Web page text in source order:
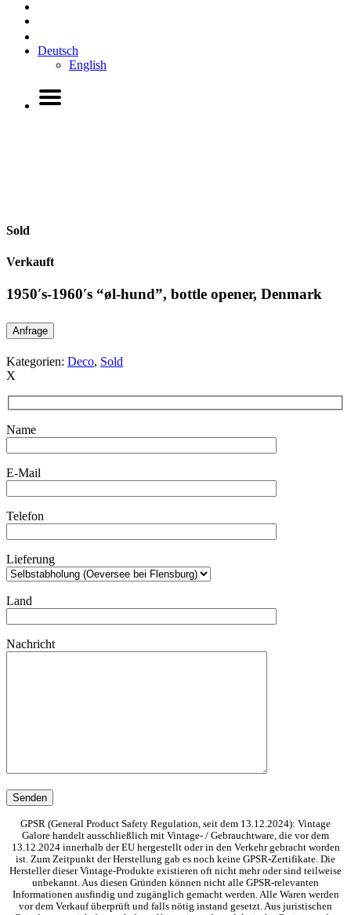
Deutsch
English
Sold
Verkauft
1950′s-1960′s “øl-hund”, bottle opener, Denmark
Anfrage
Kategorien: Deco, Sold
X
Name
E-Mail
Telefon
Lieferung
Land
Nachricht
GPSR (General Product Safety Regulation, seit dem 13.12.2024): Vintage
Galore handelt ausschließlich mit Vintage- / Gebrauchtware, die vor dem
13.12.2024 innerhalb der EU hergestellt oder in den Verkehr gebracht worden
ist. Zum Zeitpunkt der Herstellung gab es noch keine GPSR-Zertifikate. Die
Hersteller dieser Vintage-Produkte existieren oft nicht mehr oder sind teilweise
unbekannt. Aus diesen Gründen können nicht alle GPSR-relevanten
Informationen ausfindig und zugänglich gemacht werden. Alle Waren werden
vor dem Verkauf überprüft und falls nötig instand gesetzt. Aus juristischen